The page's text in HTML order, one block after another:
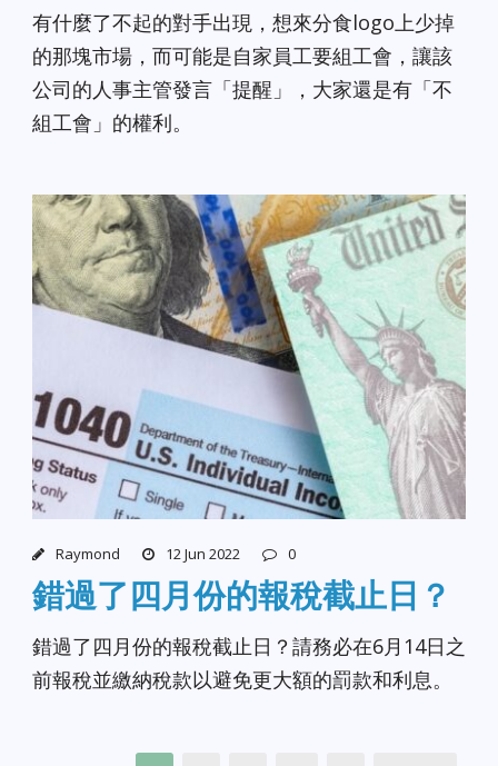
有什麼了不起的對手出現，想來分食logo上少掉
的那塊市場，而可能是自家員工要組工會，讓該
公司的人事主管發言「提醒」，大家還是有「不
組工會」的權利。
Raymond 12 Jun 2022 0
錯過了四月份的報稅截止日？
錯過了四月份的報稅截止日？請務必在6月14日之
前報稅並繳納稅款以避免更大額的罰款和利息。